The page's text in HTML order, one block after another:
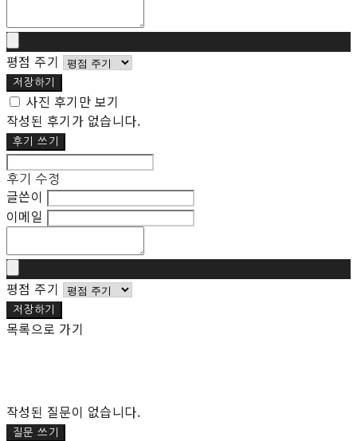
평점 주기
저장하기
사진 후기만 보기
작성된 후기가 없습니다.
후기 쓰기
후기 수정
글쓴이
이메일
평점 주기
저장하기
목록으로 가기
작성된 질문이 없습니다.
질문 쓰기